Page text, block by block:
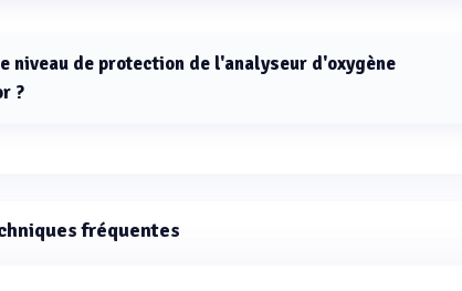
niveau de protection de l'analyseur d'oxygène
?
fréquentes